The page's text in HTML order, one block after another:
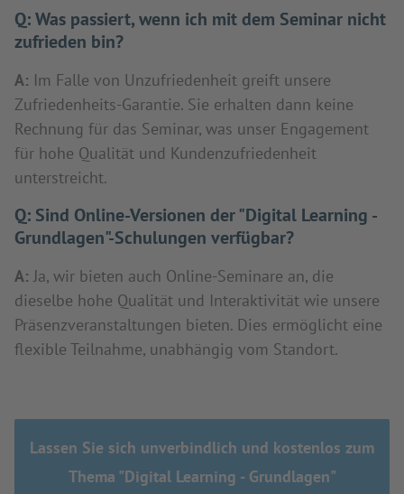
Q:Was passiert, wenn ich mit dem Seminar nicht
zufrieden bin?
A: Im Falle von Unzufriedenheit greift unsere
Zufriedenheits-Garantie. Sie erhalten dann keine
Rechnung für das Seminar, was unser Engagement
für hohe Qualität und Kundenzufriedenheit
unterstreicht.
Q: Sind Online-Versionen der "Digital Learning -
Grundlagen"-Schulungen verfügbar?
A: Ja, wir bieten auch Online-Seminare an, die
dieselbe hohe Qualität und Interaktivität wie unsere
Präsenzveranstaltungen bieten. Dies ermöglicht eine
flexible Teilnahme, unabhängig vom Standort.
Lassen Sie sich unverbindlich und kostenlos zum
Thema "Digital Learning - Grundlagen"